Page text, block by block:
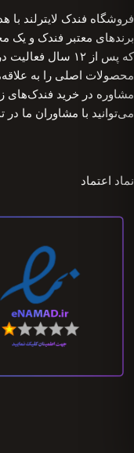
فروشگاه فندک لایترلند با
برندهای معتبر فندک و یک
که پس از ۱۲ سال
محصولات اصلی را به
مشاوره در خرید فندک‌های
می‌توانید با مشاوران ما
نماد اعتماد